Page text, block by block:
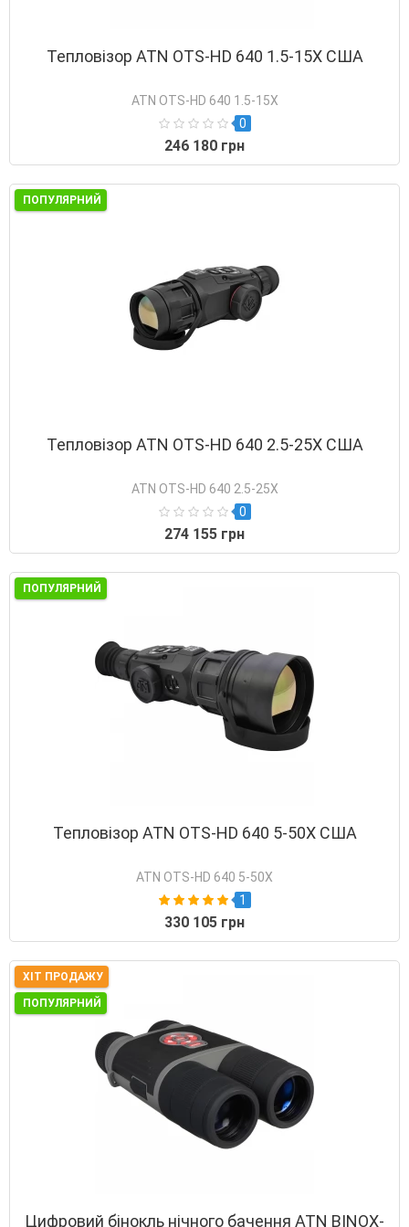
Тепловізор ATN OTS-HD 640 1.5-15X США
ATN OTS-HD 640 1.5-15X
0
246 180 грн
ПОПУЛЯРНИЙ
Тепловізор ATN OTS-HD 640 2.5-25X США
ATN OTS-HD 640 2.5-25X
0
274 155 грн
ПОПУЛЯРНИЙ
Тепловізор ATN OTS-HD 640 5-50X США
ATN OTS-HD 640 5-50X
1
330 105 грн
ХІТ ПРОДАЖУ
ПОПУЛЯРНИЙ
Цифровий бінокль нічного бачення ATN BINOX-